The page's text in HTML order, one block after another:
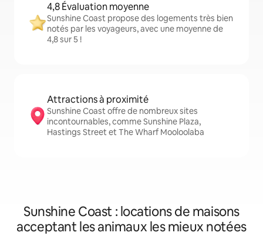
4,8 Évaluation moyenne
Sunshine Coast propose des logements très bien
notés par les voyageurs, avec une moyenne de
4,8 sur 5 !
Attractions à proximité
Sunshine Coast offre de nombreux sites
incontournables, comme Sunshine Plaza,
Hastings Street et The Wharf Mooloolaba
Sunshine Coast : locations de maisons
acceptant les animaux les mieux notées